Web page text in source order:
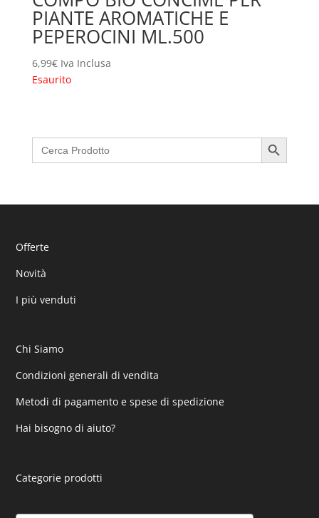
PIANTE AROMATICHE E
PEPEROCINI ML.500
6,99€ Iva Inclusa
Esaurito
Search
for:
Search Button
Offerte
Novità
I più venduti
Chi Siamo
Condizioni generali di vendita
Metodi di pagamento e spese di spedizione
Hai bisogno di aiuto?
Categorie prodotti